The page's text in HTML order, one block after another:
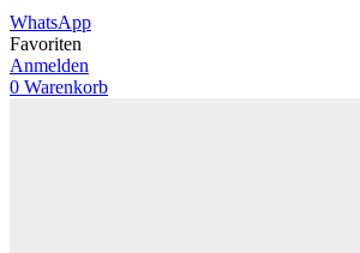
WhatsApp
Favoriten
Anmelden
0 Warenkorb